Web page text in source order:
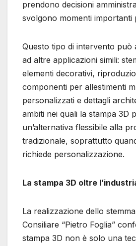
prendono decisioni
svolgono momenti importanti
Questo tipo di intervento può
ad altre applicazioni simili:
elementi decorativi,
componenti per allestimenti
personalizzati e dettagli
ambiti nei quali la stampa 3D
un’alternativa flessibile alla
tradizionale, soprattutto
richiede personalizzazione.
La stampa 3D oltre
La realizzazione dello
Consiliare “Pietro Foglia”
stampa 3D non è solo una